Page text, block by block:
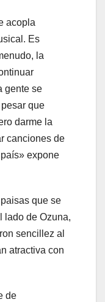
acopla
Es
la
gente se
que
darme la
canciones de
expone
que se
lado de Ozuna,
sencillez al
atractiva con
de